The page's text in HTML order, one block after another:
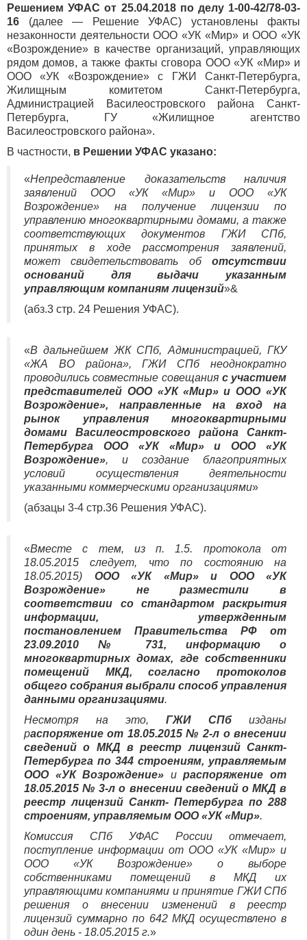
Решением УФАС от 25.04.2018 по делу 1-00-42/78-03-
16 (далее — Решение УФАС) установлены факты
незаконности деятельности ООО «УК «Мир» и ООО «УК
«Возрождение» в качестве организаций, управляющих
рядом домов, а также факты сговора ООО «УК «Мир» и
ООО «УК «Возрождение» с ГЖИ Санкт-Петербурга,
Жилищным комитетом Санкт-Петербурга,
Администрацией Василеостровского района Санкт-
Петербурга, ГУ «Жилищное агентство
Василеостровского района».
В частности, в Решении УФАС указано:
«Непредставление доказательств наличия
заявлений ООО «УК «Мир» и ООО «УК
Возрождение» на получение лицензии по
управлению многоквартирными домами, а также
соответствующих документов ГЖИ СПб,
принятых в ходе рассмотрения заявлений,
может свидетельствовать об отсутствии
оснований для выдачи указанным
управляющим компаниям лицензий»&
(абз.3 стр. 24 Решения УФАС).
«В дальнейшем ЖК СПб, Администрацией, ГКУ
«ЖА ВО района», ГЖИ СПб неоднократно
проводились совместные совещания с участием
представителей ООО «УК «Мир» и ООО «УК
Возрождение», направленные на вход на
рынок управления многоквартирными
домами Василеостровского района Санкт-
Петербурга ООО «УК «Мир» и ООО «УК
Возрождение», и создание благоприятных
условий осуществления деятельности
указанными коммерческими организациями»
(абзацы 3-4 стр.36 Решения УФАС).
«Вместе с тем, из п. 1.5. протокола от
18.05.2015 следует, что по состоянию на
18.05.2015) ООО «УК «Мир» и ООО «УК
Возрождение»
не разместили в
соответствии со стандартом раскрытия
информации, утвержденным
постановлением Правительства РФ от
23.09.2010 № 731, информацию о
многоквартирных домах, где собственники
помещений МКД, согласно протоколов
общего собрания выбрали способ управления
данными организациями.
Несмотря на это, ГЖИ СПбизданы
распоряжение от 18.05.2015 № 2-л о внесении
сведений о МКД в реестр лицензий Санкт-
Петербурга по 344 строениям, управляемым
ООО «УК Возрождение» ираспоряжение от
18.05.2015 № 3-л о внесении сведений о МКД в
реестр лицензий Санкт- Петербурга по 288
строениям, управляемым ООО «УК «Мир».
Комиссия СПб УФАС России отмечает,
поступление информации от ООО «УК «Мир» и
ООО «УК Возрождение» о выборе
собственниками помещений в МКД их
управляющими компаниями и принятие ГЖИ СПб
решения о внесении изменений в реестр
лицензий суммарно по 642 МКД осуществлено в
один день - 18.05.2015 г.»